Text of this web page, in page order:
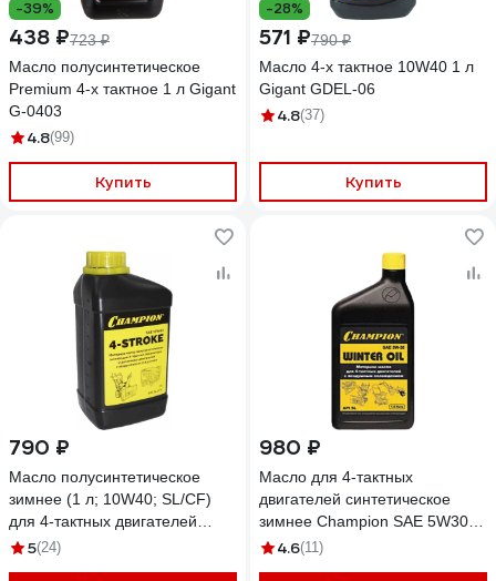
-39%
438 ₽723 ₽
Масло полусинтетическое
Premium 4-х тактное 1 л Gigant
G-0403
4.8(99)
Купить
-28%
571 ₽790 ₽
Масло 4-х тактное 10W40 1 л
Gigant GDEL-06
4.8(37)
Купить
790 ₽
Масло полусинтетическое
зимнее (1 л; 10W40; SL/CF)
для 4-тактных двигателей
Champion 952853
5(24)
980 ₽
Масло для 4-тактных
двигателей синтетическое
зимнее Champion SAE 5W30
API SL/CF 1л 952856
4.6(11)